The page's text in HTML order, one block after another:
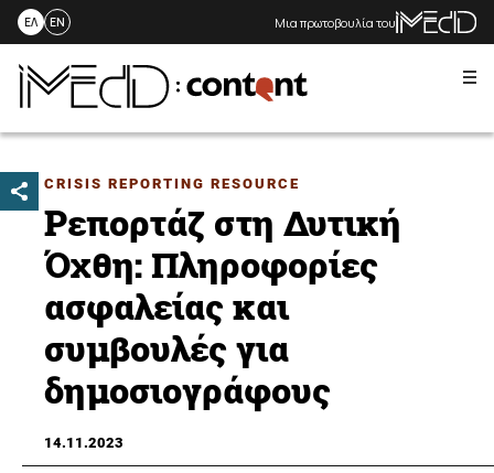
Skip
content
ΕΛ EN Μια πρωτοβουλία του
CRISIS REPORTING RESOURCE
Ρεπορτάζ στη Δυτική
Όχθη: Πληροφορίες
ασφαλείας και
συμβουλές για
δημοσιογράφους
14.11.2023